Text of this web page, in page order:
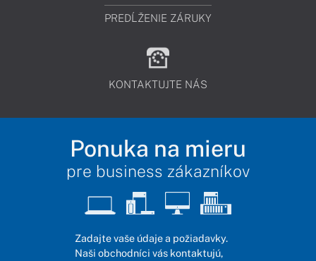
PREDĹŽENIE ZÁRUKY
KONTAKTUJTE NÁS
Ponuka na mieru
pre business zákazníkov
Zadajte vaše údaje a požiadavky.
Naši obchodníci vás kontaktujú,